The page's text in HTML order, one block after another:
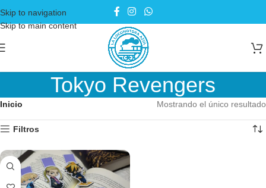
Skip to navigation
Skip to main content
Tokyo Revengers
Inicio Mostrando el único resultado
Filtros